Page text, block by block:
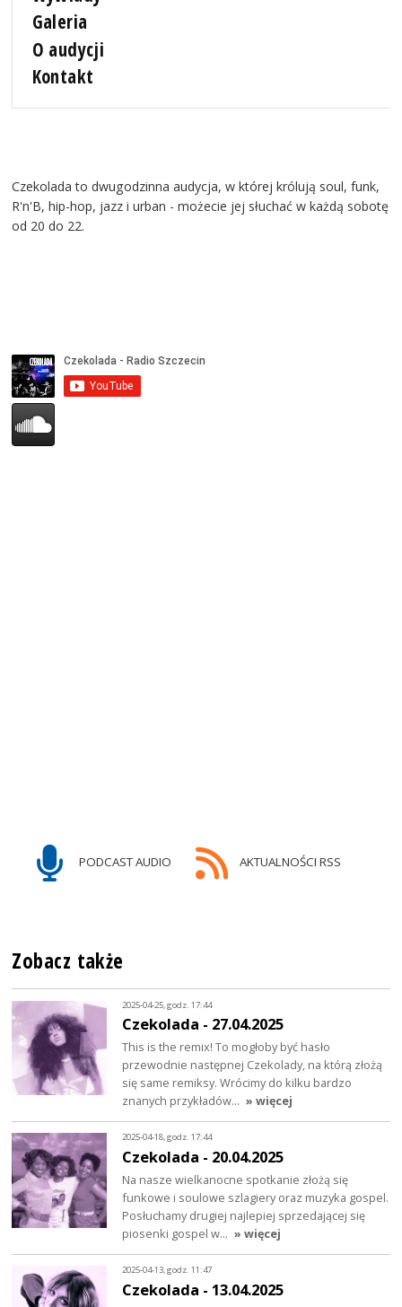
Galeria
O audycji
Kontakt
Czekolada to dwugodzinna audycja, w której królują soul, funk,
R'n'B, hip-hop, jazz i urban - możecie jej słuchać w każdą sobotę
od 20 do 22.
PODCAST AUDIO AKTUALNOŚCI RSS
Zobacz także
2025-04-25, godz. 17:44
Czekolada - 27.04.2025
This is the remix! To mogłoby być hasło
przewodnie następnej Czekolady, na którą złożą
się same remiksy. Wrócimy do kilku bardzo
znanych przykładów… » więcej
2025-04-18, godz. 17:44
Czekolada - 20.04.2025
Na nasze wielkanocne spotkanie złożą się
funkowe i soulowe szlagiery oraz muzyka gospel.
Posłuchamy drugiej najlepiej sprzedającej się
piosenki gospel w… » więcej
2025-04-13, godz. 11:47
Czekolada - 13.04.2025